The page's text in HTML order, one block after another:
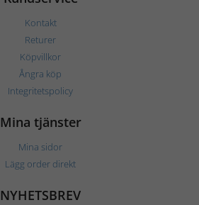
Kontakt
Returer
Köpvillkor
Ångra köp
Integritetspolicy
Mina tjänster
Mina sidor
Lägg order direkt
NYHETSBREV